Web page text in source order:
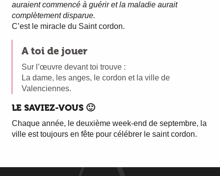
auraient commencé à guérir et la maladie aurait
complètement disparue.
C’est le miracle du Saint cordon.
A toi de jouer
Sur l’œuvre devant toi trouve :
La dame, les anges, le cordon et la ville de
Valenciennes.
LE SAVIEZ-VOUS 🙂
Chaque année, le deuxième week-end de septembre, la
ville est toujours en fête pour célébrer le saint cordon.